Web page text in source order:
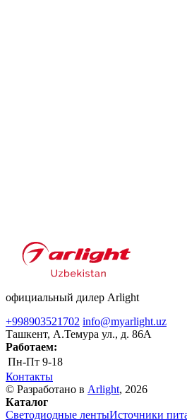
официальный дилер Arlight
+998903521702 info@myarlight.uz
Ташкент, А.Темура ул., д. 86А
Работаем:
Пн-Пт 9-18
Контакты
© Разработано в Arlight, 2026
Каталог
Светодиодные лентыИсточники